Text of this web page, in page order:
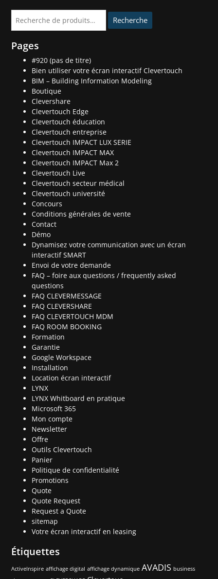
pour :
Recherche
Pages
#920 (pas de titre)
Bien utiliser votre écran interactif Clevertouch
BIM – Building Information Modeling
Boutique
Clevershare
Clevertouch Edge
Clevertouch éducation
Clevertouch entreprise
Clevertouch IMPACT LUX SERIE
Clevertouch IMPACT MAX
Clevertouch IMPACT Max 2
Clevertouch Live
Clevertouch secteur médical
Clevertouch université
Concours
Conditions générales de vente
Contact
Démo
Dynamisez votre communication avec un écran
interactif SMART
Envoi de votre demande
FAQ – foire aux questions / frequently asked
questions
FAQ CLEVERMESSAGE
FAQ CLEVERSHARE
FAQ CLEVERTOUCH MDM
FAQ ROOM BOOKING
Formation
Garantie
Google Workspace
Installation
Location écran interactif
LYNX
LYNX Whitboard en pratique
Microsoft 365
Mon compte
Newsletter
Offre
Outils Clevertouch
Panier
Politique de confidentialité
Promotions
Quote
Quote Request
Request a Quote
sitemap
Votre écran interactif en leasing
Étiquettes
ActiveInspire affichage digital affichage dynamique AVADIS business